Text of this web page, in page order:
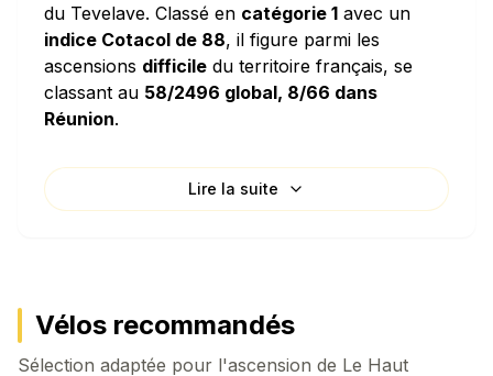
du Tevelave. Classé en catégorie 1 avec un
indice Cotacol de 88, il figure parmi les
ascensions difficile du territoire français, se
classant au 58/2496 global, 8/66 dans
Réunion.
Caractéristiques techniques
L'ascension de Le Haut Tévelave se distingue
mètres par kilomètre
signifie que vous
grimperez l'équivalent d'un immeuble de 28
étages pour chaque kilomètre parcouru
Lire la suite
Vélos recommandés
Sélection adaptée pour l'ascension de Le Haut